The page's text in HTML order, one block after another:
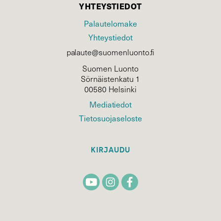
YHTEYSTIEDOT
Palautelomake
Yhteystiedot
palaute@suomenluonto.fi
Suomen Luonto
Sörnäistenkatu 1
00580 Helsinki
Mediatiedot
Tietosuojaseloste
KIRJAUDU